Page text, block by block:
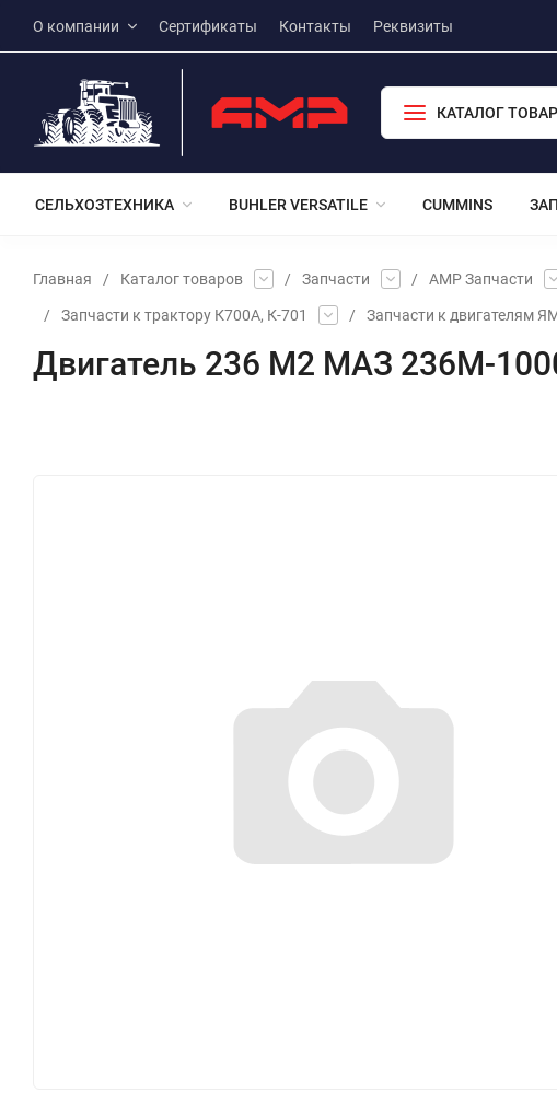
О компании Сертификаты Контакты Реквизиты
КАТАЛОГ
СЕЛЬХОЗТЕХНИКА BUHLER VERSATILE CUMMINS
Главная / Каталог товаров / Запчасти / АМР Запчасти
/ Запчасти к трактору К700А, К-701 / Запчасти к двигателям
Двигатель 236 М2 МАЗ 236М-